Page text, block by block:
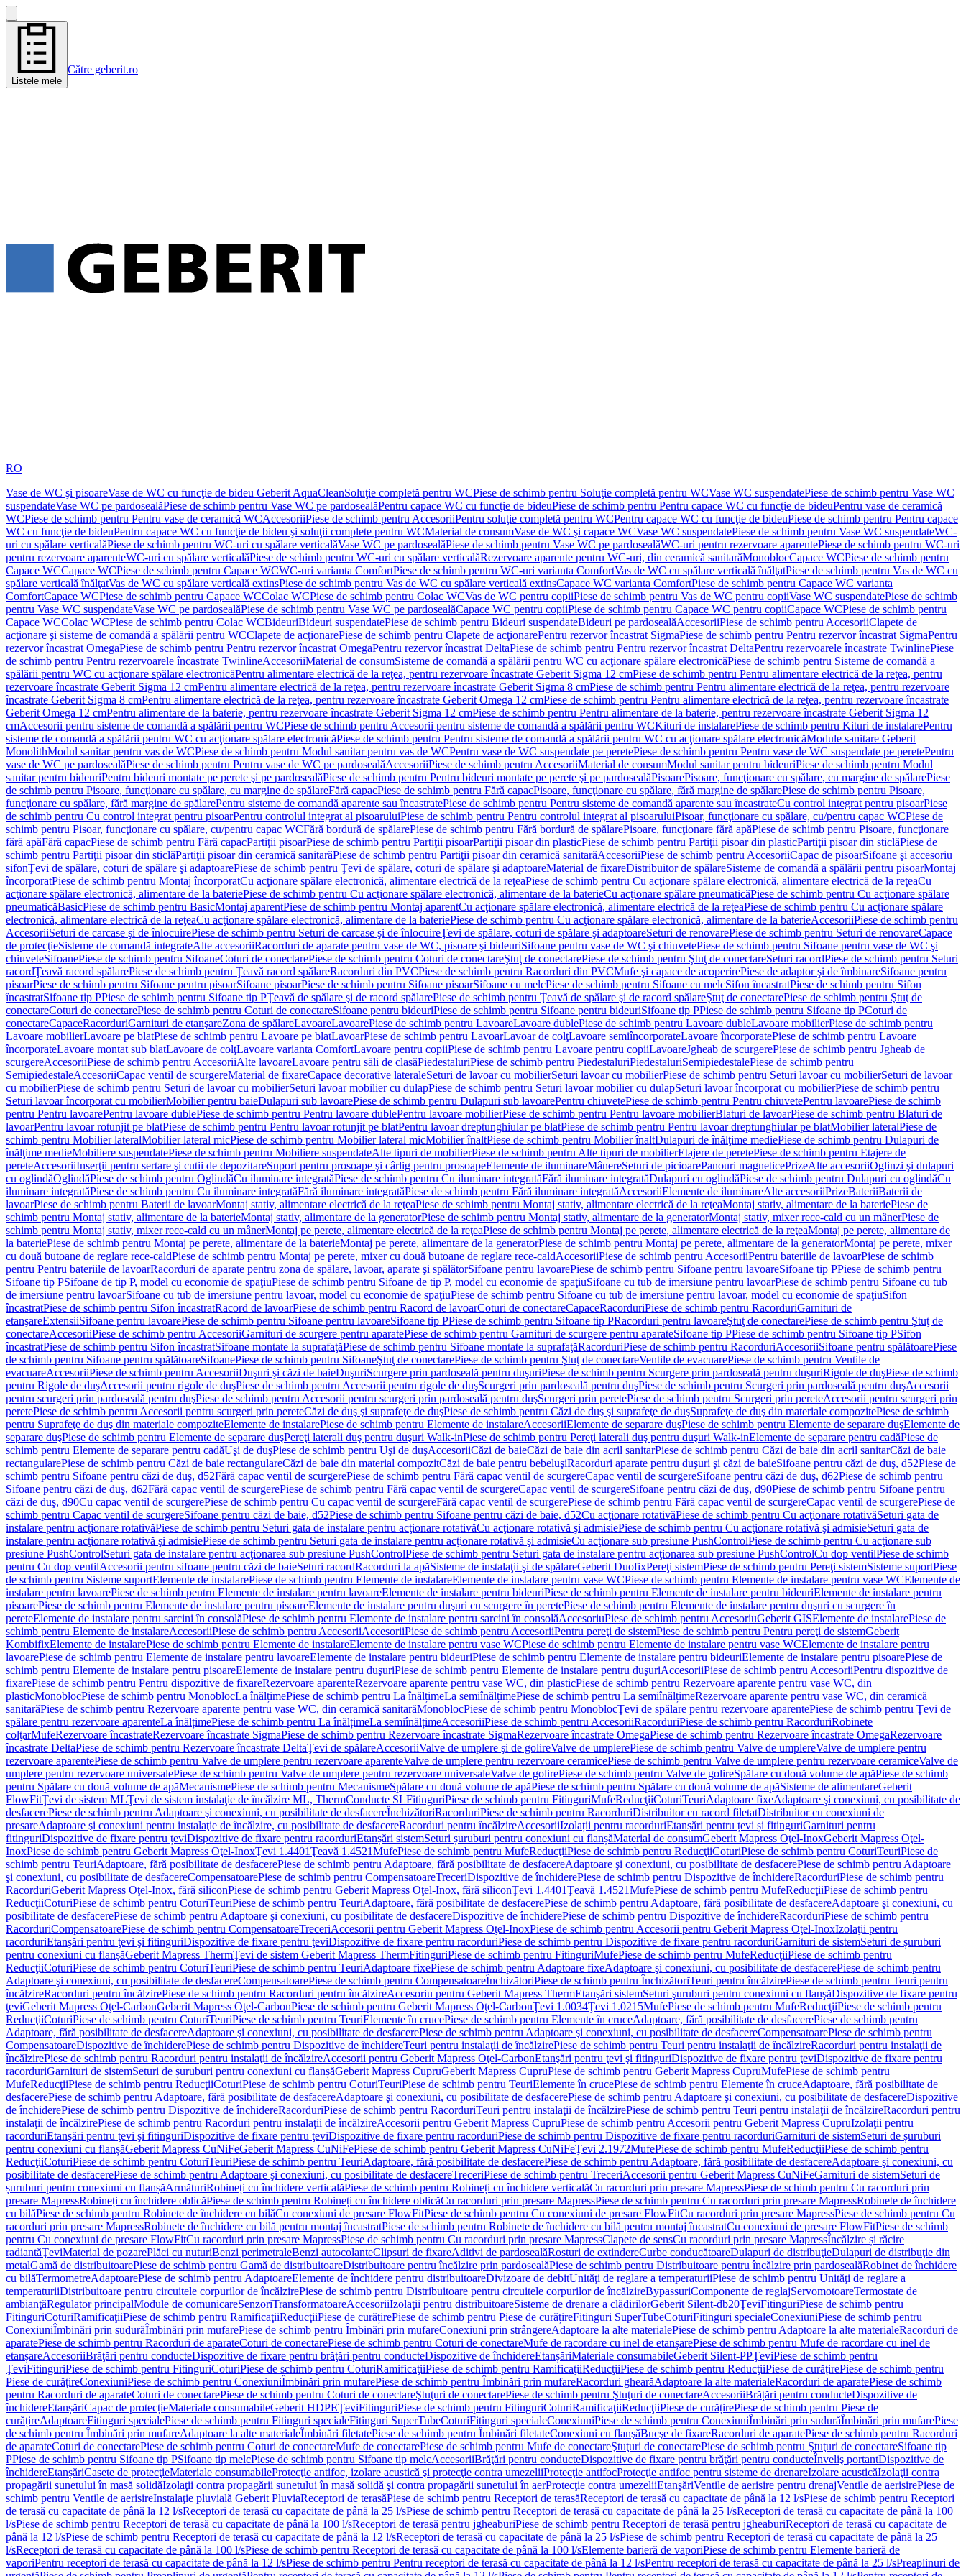
Listele mele
Către geberit.ro
RO
Vase de WC şi pisoareVase de WC cu funcţie de bideu Geberit AquaCleanSoluţie completă pentru WCPiese de schimb pentru Soluţie completă pentru WCVase WC suspendatePiese de schimb pentru Vase WC
suspendateVase WC pe pardosealăPiese de schimb pentru Vase WC pe pardosealăPentru capace WC cu funcţie de bideuPiese de schimb pentru Pentru capace WC cu funcţie de bideuPentru vase de ceramică
WCPiese de schimb pentru Pentru vase de ceramică WCAccesoriiPiese de schimb pentru AccesoriiPentru soluţie completă pentru WCPentru capace WC cu funcţie de bideuPiese de schimb pentru Pentru capace
WC cu funcţie de bideuPentru capace WC cu funcţie de bideu şi soluţii complete pentru WCMaterial de consumVase de WC şi capace WCVase WC suspendatePiese de schimb pentru Vase WC suspendateWC-
uri cu spălare verticalăPiese de schimb pentru WC-uri cu spălare verticalăVase WC pe pardosealăPiese de schimb pentru Vase WC pe pardosealăWC-uri pentru rezervoare aparentePiese de schimb pentru WC-uri
pentru rezervoare aparenteWC-uri cu spălare verticalăPiese de schimb pentru WC-uri cu spălare verticalăRezervoare aparente pentru WC-uri, din ceramică sanitarăMonoblocCapace WCPiese de schimb pentru
Capace WCCapace WCPiese de schimb pentru Capace WCWC-uri varianta ComfortPiese de schimb pentru WC-uri varianta ComfortVas de WC cu spălare verticală înălţatPiese de schimb pentru Vas de WC cu
spălare verticală înălţatVas de WC cu spălare verticală extinsPiese de schimb pentru Vas de WC cu spălare verticală extinsCapace WC varianta ComfortPiese de schimb pentru Capace WC varianta
ComfortCapace WCPiese de schimb pentru Capace WCColac WCPiese de schimb pentru Colac WCVas de WC pentru copiiPiese de schimb pentru Vas de WC pentru copiiVase WC suspendatePiese de schimb
pentru Vase WC suspendateVase WC pe pardosealăPiese de schimb pentru Vase WC pe pardosealăCapace WC pentru copiiPiese de schimb pentru Capace WC pentru copiiCapace WCPiese de schimb pentru
Capace WCColac WCPiese de schimb pentru Colac WCBideuriBideuri suspendatePiese de schimb pentru Bideuri suspendateBideuri pe pardosealăAccesoriiPiese de schimb pentru AccesoriiClapete de
acţionare şi sisteme de comandă a spălării pentru WCClapete de acţionarePiese de schimb pentru Clapete de acţionarePentru rezervor încastrat SigmaPiese de schimb pentru Pentru rezervor încastrat SigmaPentru
rezervor încastrat OmegaPiese de schimb pentru Pentru rezervor încastrat OmegaPentru rezervor încastrat DeltaPiese de schimb pentru Pentru rezervor încastrat DeltaPentru rezervoarele încastrate TwinlinePiese
de schimb pentru Pentru rezervoarele încastrate TwinlineAccesoriiMaterial de consumSisteme de comandă a spălării pentru WC cu acţionare spălare electronicăPiese de schimb pentru Sisteme de comandă a
spălării pentru WC cu acţionare spălare electronicăPentru alimentare electrică de la reţea, pentru rezervoare încastrate Geberit Sigma 12 cmPiese de schimb pentru Pentru alimentare electrică de la reţea, pentru
rezervoare încastrate Geberit Sigma 12 cmPentru alimentare electrică de la reţea, pentru rezervoare încastrate Geberit Sigma 8 cmPiese de schimb pentru Pentru alimentare electrică de la reţea, pentru rezervoare
încastrate Geberit Sigma 8 cmPentru alimentare electrică de la reţea, pentru rezervoare încastrate Geberit Omega 12 cmPiese de schimb pentru Pentru alimentare electrică de la reţea, pentru rezervoare încastrate
Geberit Omega 12 cmPentru alimentare de la baterie, pentru rezervoare încastrate Geberit Sigma 12 cmPiese de schimb pentru Pentru alimentare de la baterie, pentru rezervoare încastrate Geberit Sigma 12
cmAccesorii pentru sisteme de comandă a spălării pentru WCPiese de schimb pentru Accesorii pentru sisteme de comandă a spălării pentru WCKituri de instalarePiese de schimb pentru Kituri de instalarePentru
sisteme de comandă a spălării pentru WC cu acţionare spălare electronicăPiese de schimb pentru Pentru sisteme de comandă a spălării pentru WC cu acţionare spălare electronicăModule sanitare Geberit
MonolithModul sanitar pentru vas de WCPiese de schimb pentru Modul sanitar pentru vas de WCPentru vase de WC suspendate pe peretePiese de schimb pentru Pentru vase de WC suspendate pe peretePentru
vase de WC pe pardosealăPiese de schimb pentru Pentru vase de WC pe pardosealăAccesoriiPiese de schimb pentru AccesoriiMaterial de consumModul sanitar pentru bideuriPiese de schimb pentru Modul
sanitar pentru bideuriPentru bideuri montate pe perete şi pe pardosealăPiese de schimb pentru Pentru bideuri montate pe perete şi pe pardosealăPisoarePisoare, funcţionare cu spălare, cu margine de spălarePiese
de schimb pentru Pisoare, funcţionare cu spălare, cu margine de spălareFără capacPiese de schimb pentru Fără capacPisoare, funcţionare cu spălare, fără margine de spălarePiese de schimb pentru Pisoare,
funcţionare cu spălare, fără margine de spălarePentru sisteme de comandă aparente sau încastratePiese de schimb pentru Pentru sisteme de comandă aparente sau încastrateCu control integrat pentru pisoarPiese
de schimb pentru Cu control integrat pentru pisoarPentru controlul integrat al pisoaruluiPiese de schimb pentru Pentru controlul integrat al pisoaruluiPisoar, funcţionare cu spălare, cu/pentru capac WCPiese de
schimb pentru Pisoar, funcţionare cu spălare, cu/pentru capac WCFără bordură de spălarePiese de schimb pentru Fără bordură de spălarePisoare, funcţionare fără apăPiese de schimb pentru Pisoare, funcţionare
fără apăFără capacPiese de schimb pentru Fără capacPartiţii pisoarPiese de schimb pentru Partiţii pisoarPartiţii pisoar din plasticPiese de schimb pentru Partiţii pisoar din plasticPartiţii pisoar din sticlăPiese de
schimb pentru Partiţii pisoar din sticlăPartiţii pisoar din ceramică sanitarăPiese de schimb pentru Partiţii pisoar din ceramică sanitarăAccesoriiPiese de schimb pentru AccesoriiCapac de pisoarSifoane şi accesoriu
sifonŢevi de spălare, coturi de spălare şi adaptoarePiese de schimb pentru Ţevi de spălare, coturi de spălare şi adaptoareMaterial de fixareDistribuitor de spălareSisteme de comandă a spălării pentru pisoarMontaj
încorporatPiese de schimb pentru Montaj încorporatCu acţionare spălare electronică, alimentare electrică de la reţeaPiese de schimb pentru Cu acţionare spălare electronică, alimentare electrică de la reţeaCu
acţionare spălare electronică, alimentare de la bateriePiese de schimb pentru Cu acţionare spălare electronică, alimentare de la baterieCu acţionare spălare pneumaticăPiese de schimb pentru Cu acţionare spălare
pneumaticăBasicPiese de schimb pentru BasicMontaj aparentPiese de schimb pentru Montaj aparentCu acţionare spălare electronică, alimentare electrică de la reţeaPiese de schimb pentru Cu acţionare spălare
electronică, alimentare electrică de la reţeaCu acţionare spălare electronică, alimentare de la bateriePiese de schimb pentru Cu acţionare spălare electronică, alimentare de la baterieAccesoriiPiese de schimb pentru
AccesoriiSeturi de carcase şi de înlocuirePiese de schimb pentru Seturi de carcase şi de înlocuireŢevi de spălare, coturi de spălare şi adaptoareSeturi de renovarePiese de schimb pentru Seturi de renovareCapace
de protecţieSisteme de comandă integrateAlte accesoriiRacorduri de aparate pentru vase de WC, pisoare şi bideuriSifoane pentru vase de WC şi chiuvetePiese de schimb pentru Sifoane pentru vase de WC şi
chiuveteSifoanePiese de schimb pentru SifoaneCoturi de conectarePiese de schimb pentru Coturi de conectareŞtuţ de conectarePiese de schimb pentru Ştuţ de conectareSeturi racordPiese de schimb pentru Seturi
racordŢeavă racord spălarePiese de schimb pentru Ţeavă racord spălareRacorduri din PVCPiese de schimb pentru Racorduri din PVCMufe şi capace de acoperirePiese de adaptor şi de îmbinareSifoane pentru
pisoarPiese de schimb pentru Sifoane pentru pisoarSifoane pisoarPiese de schimb pentru Sifoane pisoarSifoane cu melcPiese de schimb pentru Sifoane cu melcSifon încastratPiese de schimb pentru Sifon
încastratSifoane tip PPiese de schimb pentru Sifoane tip PŢeavă de spălare şi de racord spălarePiese de schimb pentru Ţeavă de spălare şi de racord spălareŞtuţ de conectarePiese de schimb pentru Ştuţ de
conectareCoturi de conectarePiese de schimb pentru Coturi de conectareSifoane pentru bideuriPiese de schimb pentru Sifoane pentru bideuriSifoane tip PPiese de schimb pentru Sifoane tip PCoturi de
conectareCapaceRacorduriGarnituri de etanşareZona de spălareLavoareLavoarePiese de schimb pentru LavoareLavoare dublePiese de schimb pentru Lavoare dubleLavoare mobilierPiese de schimb pentru
Lavoare mobilierLavoare pe blatPiese de schimb pentru Lavoare pe blatLavoarPiese de schimb pentru LavoarLavoar de colţLavoare semiîncorporateLavoare încorporatePiese de schimb pentru Lavoare
încorporateLavoare montat sub blatLavoare de colţLavoare varianta ComfortLavoare pentru copiiPiese de schimb pentru Lavoare pentru copiiLavoareJgheab de scurgerePiese de schimb pentru Jgheab de
scurgereAccesoriiPiese de schimb pentru AccesoriiAlte lavoareLavoare pentru săli de clasăPiedestaluriPiese de schimb pentru PiedestaluriPiedestaluriSemipiedestalePiese de schimb pentru
SemipiedestaleAccesoriiCapac ventil de scurgereMaterial de fixareCapace decorative lateraleSeturi de lavoar cu mobilierSeturi lavoar cu mobilierPiese de schimb pentru Seturi lavoar cu mobilierSeturi de lavoar
cu mobilierPiese de schimb pentru Seturi de lavoar cu mobilierSeturi lavoar mobilier cu dulapPiese de schimb pentru Seturi lavoar mobilier cu dulapSeturi lavoar încorporat cu mobilierPiese de schimb pentru
Seturi lavoar încorporat cu mobilierMobilier pentru baieDulapuri sub lavoarePiese de schimb pentru Dulapuri sub lavoarePentru chiuvetePiese de schimb pentru Pentru chiuvetePentru lavoarePiese de schimb
pentru Pentru lavoarePentru lavoare dublePiese de schimb pentru Pentru lavoare dublePentru lavoare mobilierPiese de schimb pentru Pentru lavoare mobilierBlaturi de lavoarPiese de schimb pentru Blaturi de
lavoarPentru lavoar rotunjit pe blatPiese de schimb pentru Pentru lavoar rotunjit pe blatPentru lavoar dreptunghiular pe blatPiese de schimb pentru Pentru lavoar dreptunghiular pe blatMobilier lateralPiese de
schimb pentru Mobilier lateralMobilier lateral micPiese de schimb pentru Mobilier lateral micMobilier înaltPiese de schimb pentru Mobilier înaltDulapuri de înălţime mediePiese de schimb pentru Dulapuri de
înălţime medieMobiliere suspendatePiese de schimb pentru Mobiliere suspendateAlte tipuri de mobilierPiese de schimb pentru Alte tipuri de mobilierEtajere de peretePiese de schimb pentru Etajere de
pereteAccesoriiInserţii pentru sertare şi cutii de depozitareSuport pentru prosoape şi cârlig pentru prosoapeElemente de iluminareMânereSeturi de picioarePanouri magneticePrizeAlte accesoriiOglinzi şi dulapuri
cu oglindăOglindăPiese de schimb pentru OglindăCu iluminare integratăPiese de schimb pentru Cu iluminare integratăFără iluminare integratăDulapuri cu oglindăPiese de schimb pentru Dulapuri cu oglindăCu
iluminare integratăPiese de schimb pentru Cu iluminare integratăFără iluminare integratăPiese de schimb pentru Fără iluminare integratăAccesoriiElemente de iluminareAlte accesoriiPrizeBateriiBaterii de
lavoarPiese de schimb pentru Baterii de lavoarMontaj stativ, alimentare electrică de la reţeaPiese de schimb pentru Montaj stativ, alimentare electrică de la reţeaMontaj stativ, alimentare de la bateriePiese de
schimb pentru Montaj stativ, alimentare de la baterieMontaj stativ, alimentare de la generatorPiese de schimb pentru Montaj stativ, alimentare de la generatorMontaj stativ, mixer rece-cald cu un mânerPiese de
schimb pentru Montaj stativ, mixer rece-cald cu un mânerMontaj pe perete, alimentare electrică de la reţeaPiese de schimb pentru Montaj pe perete, alimentare electrică de la reţeaMontaj pe perete, alimentare de
la bateriePiese de schimb pentru Montaj pe perete, alimentare de la baterieMontaj pe perete, alimentare de la generatorPiese de schimb pentru Montaj pe perete, alimentare de la generatorMontaj pe perete, mixer
cu două butoane de reglare rece-caldPiese de schimb pentru Montaj pe perete, mixer cu două butoane de reglare rece-caldAccesoriiPiese de schimb pentru AccesoriiPentru bateriile de lavoarPiese de schimb
pentru Pentru bateriile de lavoarRacorduri de aparate pentru zona de spălare, lavoar, aparate şi spălătorSifoane pentru lavoarePiese de schimb pentru Sifoane pentru lavoareSifoane tip PPiese de schimb pentru
Sifoane tip PSifoane de tip P, model cu economie de spaţiuPiese de schimb pentru Sifoane de tip P, model cu economie de spaţiuSifoane cu tub de imersiune pentru lavoarPiese de schimb pentru Sifoane cu tub
de imersiune pentru lavoarSifoane cu tub de imersiune pentru lavoar, model cu economie de spaţiuPiese de schimb pentru Sifoane cu tub de imersiune pentru lavoar, model cu economie de spaţiuSifon
încastratPiese de schimb pentru Sifon încastratRacord de lavoarPiese de schimb pentru Racord de lavoarCoturi de conectareCapaceRacorduriPiese de schimb pentru RacorduriGarnituri de
etanşareExtensiiSifoane pentru lavoarePiese de schimb pentru Sifoane pentru lavoareSifoane tip PPiese de schimb pentru Sifoane tip PRacorduri pentru lavoareŞtuţ de conectarePiese de schimb pentru Ştuţ de
conectareAccesoriiPiese de schimb pentru AccesoriiGarnituri de scurgere pentru aparatePiese de schimb pentru Garnituri de scurgere pentru aparateSifoane tip PPiese de schimb pentru Sifoane tip PSifon
încastratPiese de schimb pentru Sifon încastratSifoane montate la suprafaţăPiese de schimb pentru Sifoane montate la suprafaţăRacorduriPiese de schimb pentru RacorduriAccesoriiSifoane pentru spălătoarePiese
de schimb pentru Sifoane pentru spălătoareSifoanePiese de schimb pentru SifoaneŞtuţ de conectarePiese de schimb pentru Ştuţ de conectareVentile de evacuarePiese de schimb pentru Ventile de
evacuareAccesoriiPiese de schimb pentru AccesoriiDuşuri şi căzi de baieDuşuriScurgere prin pardoseală pentru duşuriPiese de schimb pentru Scurgere prin pardoseală pentru duşuriRigole de duşPiese de schimb
pentru Rigole de duşAccesorii pentru rigole de duşPiese de schimb pentru Accesorii pentru rigole de duşScurgeri prin pardoseală pentru duşPiese de schimb pentru Scurgeri prin pardoseală pentru duşAccesorii
pentru scurgeri prin pardoseală pentru duşPiese de schimb pentru Accesorii pentru scurgeri prin pardoseală pentru duşScurgeri prin peretePiese de schimb pentru Scurgeri prin pereteAccesorii pentru scurgeri prin
peretePiese de schimb pentru Accesorii pentru scurgeri prin pereteCăzi de duş şi suprafeţe de duşPiese de schimb pentru Căzi de duş şi suprafeţe de duşSuprafeţe de duş din materiale compozitePiese de schimb
pentru Suprafeţe de duş din materiale compoziteElemente de instalarePiese de schimb pentru Elemente de instalareAccesoriiElemente de separare duşPiese de schimb pentru Elemente de separare duşElemente de
separare duşPiese de schimb pentru Elemente de separare duşPereţi laterali duş pentru duşuri Walk-inPiese de schimb pentru Pereţi laterali duş pentru duşuri Walk-inElemente de separare pentru cadăPiese de
schimb pentru Elemente de separare pentru cadăUşi de duşPiese de schimb pentru Uşi de duşAccesoriiCăzi de baieCăzi de baie din acril sanitarPiese de schimb pentru Căzi de baie din acril sanitarCăzi de baie
rectangularePiese de schimb pentru Căzi de baie rectangulareCăzi de baie din material compozitCăzi de baie pentru bebeluşiRacorduri aparate pentru duşuri şi căzi de baieSifoane pentru căzi de duş, d52Piese de
schimb pentru Sifoane pentru căzi de duş, d52Fără capac ventil de scurgerePiese de schimb pentru Fără capac ventil de scurgereCapac ventil de scurgereSifoane pentru căzi de duş, d62Piese de schimb pentru
Sifoane pentru căzi de duş, d62Fără capac ventil de scurgerePiese de schimb pentru Fără capac ventil de scurgereCapac ventil de scurgereSifoane pentru căzi de duş, d90Piese de schimb pentru Sifoane pentru
căzi de duş, d90Cu capac ventil de scurgerePiese de schimb pentru Cu capac ventil de scurgereFără capac ventil de scurgerePiese de schimb pentru Fără capac ventil de scurgereCapac ventil de scurgerePiese de
schimb pentru Capac ventil de scurgereSifoane pentru căzi de baie, d52Piese de schimb pentru Sifoane pentru căzi de baie, d52Cu acţionare rotativăPiese de schimb pentru Cu acţionare rotativăSeturi gata de
instalare pentru acţionare rotativăPiese de schimb pentru Seturi gata de instalare pentru acţionare rotativăCu acţionare rotativă şi admisiePiese de schimb pentru Cu acţionare rotativă şi admisieSeturi gata de
instalare pentru acţionare rotativă şi admisiePiese de schimb pentru Seturi gata de instalare pentru acţionare rotativă şi admisieCu acţionare sub presiune PushControlPiese de schimb pentru Cu acţionare sub
presiune PushControlSeturi gata de instalare pentru acţionarea sub presiune PushControlPiese de schimb pentru Seturi gata de instalare pentru acţionarea sub presiune PushControlCu dop ventilPiese de schimb
pentru Cu dop ventilAccesorii pentru sifoane pentru căzi de baieSeturi racordRacorduri la apăSisteme de instalaţii şi de spălareGeberit DuofixPereţi sistemPiese de schimb pentru Pereţi sistemSisteme suportPiese
de schimb pentru Sisteme suportElemente de instalarePiese de schimb pentru Elemente de instalareElemente de instalare pentru vase WCPiese de schimb pentru Elemente de instalare pentru vase WCElemente de
instalare pentru lavoarePiese de schimb pentru Elemente de instalare pentru lavoareElemente de instalare pentru bideuriPiese de schimb pentru Elemente de instalare pentru bideuriElemente de instalare pentru
pisoarePiese de schimb pentru Elemente de instalare pentru pisoareElemente de instalare pentru duşuri cu scurgere în peretePiese de schimb pentru Elemente de instalare pentru duşuri cu scurgere în
pereteElemente de instalare pentru sarcini în consolăPiese de schimb pentru Elemente de instalare pentru sarcini în consolăAccesoriuPiese de schimb pentru AccesoriuGeberit GISElemente de instalarePiese de
schimb pentru Elemente de instalareAccesoriiPiese de schimb pentru AccesoriiAccesoriiPiese de schimb pentru AccesoriiPentru pereţi de sistemPiese de schimb pentru Pentru pereţi de sistemGeberit
KombifixElemente de instalarePiese de schimb pentru Elemente de instalareElemente de instalare pentru vase WCPiese de schimb pentru Elemente de instalare pentru vase WCElemente de instalare pentru
lavoarePiese de schimb pentru Elemente de instalare pentru lavoareElemente de instalare pentru bideuriPiese de schimb pentru Elemente de instalare pentru bideuriElemente de instalare pentru pisoarePiese de
schimb pentru Elemente de instalare pentru pisoareElemente de instalare pentru duşuriPiese de schimb pentru Elemente de instalare pentru duşuriAccesoriiPiese de schimb pentru AccesoriiPentru dispozitive de
fixarePiese de schimb pentru Pentru dispozitive de fixareRezervoare aparenteRezervoare aparente pentru vase WC, din plasticPiese de schimb pentru Rezervoare aparente pentru vase WC, din
plasticMonoblocPiese de schimb pentru MonoblocLa înălțimePiese de schimb pentru La înălțimeLa semiînălțimePiese de schimb pentru La semiînălțimeRezervoare aparente pentru vase WC, din ceramică
sanitarăPiese de schimb pentru Rezervoare aparente pentru vase WC, din ceramică sanitarăMonoblocPiese de schimb pentru MonoblocŢevi de spălare pentru rezervoare aparentePiese de schimb pentru Ţevi de
spălare pentru rezervoare aparenteLa înălțimePiese de schimb pentru La înălțimeLa semiînălțimeAccesoriiPiese de schimb pentru AccesoriiRacorduriPiese de schimb pentru RacorduriRobinete
colţarMufeRezervoare încastrateRezervoare încastrate SigmaPiese de schimb pentru Rezervoare încastrate SigmaRezervoare încastrate OmegaPiese de schimb pentru Rezervoare încastrate OmegaRezervoare
încastrate DeltaPiese de schimb pentru Rezervoare încastrate DeltaŢevi de spălareAccesoriiValve de umplere şi de golireValve de umplerePiese de schimb pentru Valve de umplereValve de umplere pentru
rezervoare aparentePiese de schimb pentru Valve de umplere pentru rezervoare aparenteValve de umplere pentru rezervoare ceramicePiese de schimb pentru Valve de umplere pentru rezervoare ceramiceValve de
umplere pentru rezervoare universalePiese de schimb pentru Valve de umplere pentru rezervoare universaleValve de golirePiese de schimb pentru Valve de golireSpălare cu două volume de apăPiese de schimb
pentru Spălare cu două volume de apăMecanismePiese de schimb pentru MecanismeSpălare cu două volume de apăPiese de schimb pentru Spălare cu două volume de apăSisteme de alimentareGeberit
FlowFitŢevi de sistem MLŢevi de sistem instalaţie de încălzire ML, ThermConducte SLFitinguriPiese de schimb pentru FitinguriMufeReducţiiCoturiTeuriAdaptoare fixeAdaptoare şi conexiuni, cu posibilitate de
desfacerePiese de schimb pentru Adaptoare şi conexiuni, cu posibilitate de desfacereÎnchizătoriRacorduriPiese de schimb pentru RacorduriDistribuitor cu racord filetatDistribuitor cu conexiuni de
presareAdaptoare şi conexiuni pentru instalaţie de încălzire, cu posibilitate de desfacereRacorduri pentru încălzireAccesoriiIzolații pentru racorduriEtanșări pentru țevi și fitinguriGarnituri pentru
fitinguriDispozitive de fixare pentru țeviDispozitive de fixare pentru racorduriEtanșări sistemSeturi șuruburi pentru conexiuni cu flanșăMaterial de consumGeberit Mapress Oţel-InoxGeberit Mapress Oţel-
InoxPiese de schimb pentru Geberit Mapress Oţel-InoxŢevi 1.4401Ţeavă 1.4521MufePiese de schimb pentru MufeReducţiiPiese de schimb pentru ReducţiiCoturiPiese de schimb pentru CoturiTeuriPiese de
schimb pentru TeuriAdaptoare, fără posibilitate de desfacerePiese de schimb pentru Adaptoare, fără posibilitate de desfacereAdaptoare şi conexiuni, cu posibilitate de desfacerePiese de schimb pentru Adaptoare
şi conexiuni, cu posibilitate de desfacereCompensatoarePiese de schimb pentru CompensatoareTreceriDispozitive de închiderePiese de schimb pentru Dispozitive de închidereRacorduriPiese de schimb pentru
RacorduriGeberit Mapress Oţel-Inox, fără siliconPiese de schimb pentru Geberit Mapress Oţel-Inox, fără siliconŢevi 1.4401Ţeavă 1.4521MufePiese de schimb pentru MufeReducţiiPiese de schimb pentru
ReducţiiCoturiPiese de schimb pentru CoturiTeuriPiese de schimb pentru TeuriAdaptoare, fără posibilitate de desfacerePiese de schimb pentru Adaptoare, fără posibilitate de desfacereAdaptoare şi conexiuni, cu
posibilitate de desfacerePiese de schimb pentru Adaptoare şi conexiuni, cu posibilitate de desfacereDispozitive de închiderePiese de schimb pentru Dispozitive de închidereRacorduriPiese de schimb pentru
RacorduriCompensatoarePiese de schimb pentru CompensatoareTreceriAccesorii pentru Geberit Mapress Oţel-InoxPiese de schimb pentru Accesorii pentru Geberit Mapress Oţel-InoxIzolaţii pentru
racorduriEtanşări pentru ţevi şi fitinguriDispozitive de fixare pentru ţeviDispozitive de fixare pentru racorduriPiese de schimb pentru Dispozitive de fixare pentru racorduriGarnituri de sistemSeturi de șuruburi
pentru conexiuni cu flanșăGeberit Mapress ThermŢevi de sistem Geberit Mapress ThermFitinguriPiese de schimb pentru FitinguriMufePiese de schimb pentru MufeReducţiiPiese de schimb pentru
ReducţiiCoturiPiese de schimb pentru CoturiTeuriPiese de schimb pentru TeuriAdaptoare fixePiese de schimb pentru Adaptoare fixeAdaptoare şi conexiuni, cu posibilitate de desfacerePiese de schimb pentru
Adaptoare şi conexiuni, cu posibilitate de desfacereCompensatoarePiese de schimb pentru CompensatoareÎnchizătoriPiese de schimb pentru ÎnchizătoriTeuri pentru încălzirePiese de schimb pentru Teuri pentru
încălzireRacorduri pentru încălzirePiese de schimb pentru Racorduri pentru încălzireAccesoriu pentru Geberit Mapress ThermEtanşări sistemSeturi şuruburi pentru conexiuni cu flanşăDispozitive de fixare pentru
ţeviGeberit Mapress Oţel-CarbonGeberit Mapress Oţel-CarbonPiese de schimb pentru Geberit Mapress Oţel-CarbonŢevi 1.0034Ţevi 1.0215MufePiese de schimb pentru MufeReducţiiPiese de schimb pentru
ReducţiiCoturiPiese de schimb pentru CoturiTeuriPiese de schimb pentru TeuriElemente în crucePiese de schimb pentru Elemente în cruceAdaptoare, fără posibilitate de desfacerePiese de schimb pentru
Adaptoare, fără posibilitate de desfacereAdaptoare şi conexiuni, cu posibilitate de desfacerePiese de schimb pentru Adaptoare şi conexiuni, cu posibilitate de desfacereCompensatoarePiese de schimb pentru
CompensatoareDispozitive de închiderePiese de schimb pentru Dispozitive de închidereTeuri pentru instalaţii de încălzirePiese de schimb pentru Teuri pentru instalaţii de încălzireRacorduri pentru instalaţii de
încălzirePiese de schimb pentru Racorduri pentru instalaţii de încălzireAccesorii pentru Geberit Mapress Oţel-CarbonEtanşări pentru ţevi şi fitinguriDispozitive de fixare pentru ţeviDispozitive de fixare pentru
racorduriGarnituri de sistemSeturi de șuruburi pentru conexiuni cu flanșăGeberit Mapress CupruGeberit Mapress CupruPiese de schimb pentru Geberit Mapress CupruMufePiese de schimb pentru
MufeReducţiiPiese de schimb pentru ReducţiiCoturiPiese de schimb pentru CoturiTeuriPiese de schimb pentru TeuriElemente în crucePiese de schimb pentru Elemente în cruceAdaptoare, fără posibilitate de
desfacerePiese de schimb pentru Adaptoare, fără posibilitate de desfacereAdaptoare şi conexiuni, cu posibilitate de desfacerePiese de schimb pentru Adaptoare şi conexiuni, cu posibilitate de desfacereDispozitive
de închiderePiese de schimb pentru Dispozitive de închidereRacorduriPiese de schimb pentru RacorduriTeuri pentru instalaţii de încălzirePiese de schimb pentru Teuri pentru instalaţii de încălzireRacorduri pentru
instalaţii de încălzirePiese de schimb pentru Racorduri pentru instalaţii de încălzireAccesorii pentru Geberit Mapress CupruPiese de schimb pentru Accesorii pentru Geberit Mapress CupruIzolaţii pentru
racorduriEtanşări pentru ţevi şi fitinguriDispozitive de fixare pentru ţeviDispozitive de fixare pentru racorduriPiese de schimb pentru Dispozitive de fixare pentru racorduriGarnituri de sistemSeturi de șuruburi
pentru conexiuni cu flanșăGeberit Mapress CuNiFeGeberit Mapress CuNiFePiese de schimb pentru Geberit Mapress CuNiFeŢevi 2.1972MufePiese de schimb pentru MufeReducţiiPiese de schimb pentru
ReducţiiCoturiPiese de schimb pentru CoturiTeuriPiese de schimb pentru TeuriAdaptoare, fără posibilitate de desfacerePiese de schimb pentru Adaptoare, fără posibilitate de desfacereAdaptoare şi conexiuni, cu
posibilitate de desfacerePiese de schimb pentru Adaptoare şi conexiuni, cu posibilitate de desfacereTreceriPiese de schimb pentru TreceriAccesorii pentru Geberit Mapress CuNiFeGarnituri de sistemSeturi de
șuruburi pentru conexiuni cu flanșăArmăturiRobineți cu închidere verticalăPiese de schimb pentru Robineți cu închidere verticalăCu racorduri prin presare MapressPiese de schimb pentru Cu racorduri prin
presare MapressRobineți cu închidere oblicăPiese de schimb pentru Robineți cu închidere oblicăCu racorduri prin presare MapressPiese de schimb pentru Cu racorduri prin presare MapressRobinete de închidere
cu bilăPiese de schimb pentru Robinete de închidere cu bilăCu conexiuni de presare FlowFitPiese de schimb pentru Cu conexiuni de presare FlowFitCu racorduri prin presare MapressPiese de schimb pentru Cu
racorduri prin presare MapressRobinete de închidere cu bilă pentru montaj încastratPiese de schimb pentru Robinete de închidere cu bilă pentru montaj încastratCu conexiuni de presare FlowFitPiese de schimb
pentru Cu conexiuni de presare FlowFitCu racorduri prin presare MapressPiese de schimb pentru Cu racorduri prin presare MapressClapete de sensCu racorduri prin presare MapressÎncălzire și răcire
radiantăŢeviMaterial de pozarePlăci cu nuturiBenzi perimetraleBenzi autocolanteClipsuri de fixareAditivi de pardosealăRosturi de extindereCurbe conducătoareDulapuri de distribuţieDulapuri de distribuţie din
metalGamă de distribuitoarePiese de schimb pentru Gamă de distribuitoareDistribuitoare pentru încălzire prin pardosealăPiese de schimb pentru Distribuitoare pentru încălzire prin pardosealăRobinet de închidere
cu bilăTermometreAdaptoarePiese de schimb pentru AdaptoareElemente de închidere pentru distribuitoareDivizoare de debitUnităţi de reglare a temperaturiiPiese de schimb pentru Unităţi de reglare a
temperaturiiDistribuitoare pentru circuitele corpurilor de încălzirePiese de schimb pentru Distribuitoare pentru circuitele corpurilor de încălzireBypassuriComponente de reglajServomotoareTermostate de
ambianţăRegulator principalModule de comunicareSenzoriTransformatoareAccesoriiIzolaţii pentru distribuitoareSisteme de drenare a clădirilorGeberit Silent-db20ŢeviFitinguriPiese de schimb pentru
FitinguriCoturiRamificaţiiPiese de schimb pentru RamificaţiiReducţiiPiese de curățirePiese de schimb pentru Piese de curățireFitinguri SuperTubeCoturiFitinguri specialeConexiuniPiese de schimb pentru
ConexiuniÎmbinări prin sudurăÎmbinări prin mufarePiese de schimb pentru Îmbinări prin mufareConexiuni prin strângereAdaptoare la alte materialePiese de schimb pentru Adaptoare la alte materialeRacorduri de
aparatePiese de schimb pentru Racorduri de aparateCoturi de conectarePiese de schimb pentru Coturi de conectareMufe de racordare cu inel de etanșarePiese de schimb pentru Mufe de racordare cu inel de
etanșareAccesoriiBrăţări pentru conducteDispozitive de fixare pentru brăţări pentru conducteDispozitive de închidereEtanșăriMateriale consumabileGeberit Silent-PPŢeviPiese de schimb pentru
ŢeviFitinguriPiese de schimb pentru FitinguriCoturiPiese de schimb pentru CoturiRamificaţiiPiese de schimb pentru RamificaţiiReducţiiPiese de schimb pentru ReducţiiPiese de curățirePiese de schimb pentru
Piese de curățireConexiuniPiese de schimb pentru ConexiuniÎmbinări prin mufarePiese de schimb pentru Îmbinări prin mufareRacorduri ghearăAdaptoare la alte materialeRacorduri de aparatePiese de schimb
pentru Racorduri de aparateCoturi de conectarePiese de schimb pentru Coturi de conectareŞtuţuri de conectarePiese de schimb pentru Ştuţuri de conectareAccesoriiBrățări pentru conducteDispozitive de
închidereEtanșăriCapac de protecțieMateriale consumabileGeberit HDPEŢeviFitinguriPiese de schimb pentru FitinguriCoturiRamificaţiiReducţiiPiese de curățirePiese de schimb pentru Piese de
curățireAdaptoareFitinguri specialePiese de schimb pentru Fitinguri specialeFitinguri SuperTubeCoturiFitinguri specialeConexiuniPiese de schimb pentru ConexiuniÎmbinări prin sudurăÎmbinări prin mufarePiese
de schimb pentru Îmbinări prin mufareAdaptoare la alte materialeÎmbinări filetatePiese de schimb pentru Îmbinări filetateConexiuni cu flanşăBucşe de fixareRacorduri de aparatePiese de schimb pentru Racorduri
de aparateCoturi de conectarePiese de schimb pentru Coturi de conectareMufe de conectarePiese de schimb pentru Mufe de conectareŞtuţuri de conectarePiese de schimb pentru Ştuţuri de conectareSifoane tip
PPiese de schimb pentru Sifoane tip PSifoane tip melcPiese de schimb pentru Sifoane tip melcAccesoriiBrăţări pentru conducteDispozitive de fixare pentru brăţări pentru conducteÎnveliş portantDispozitive de
închidereEtanșăriCasete de protecţieMateriale consumabileProtecţie antifoc, izolare acustică şi protecţie contra umezeliiProtecţie antifocProtecţie antifoc pentru sisteme de drenareIzolare acusticăIzolaţii contra
propagării sunetului în masă solidăIzolaţii contra propagării sunetului în masă solidă şi contra propagării sunetului în aerProtecţie contra umezeliiEtanşăriVentile de aerisire pentru drenajVentile de aerisirePiese de
schimb pentru Ventile de aerisireInstalaţie pluvială Geberit PluviaReceptori de terasăPiese de schimb pentru Receptori de terasăReceptori de terasă cu capacitate de până la 12 l/sPiese de schimb pentru Receptori
de terasă cu capacitate de până la 12 l/sReceptori de terasă cu capacitate de până la 25 l/sPiese de schimb pentru Receptori de terasă cu capacitate de până la 25 l/sReceptori de terasă cu capacitate de până la 100
l/sPiese de schimb pentru Receptori de terasă cu capacitate de până la 100 l/sReceptori de terasă pentru jgheaburiPiese de schimb pentru Receptori de terasă pentru jgheaburiReceptori de terasă cu capacitate de
până la 12 l/sPiese de schimb pentru Receptori de terasă cu capacitate de până la 12 l/sReceptori de terasă cu capacitate de până la 25 l/sPiese de schimb pentru Receptori de terasă cu capacitate de până la 25
l/sReceptori de terasă cu capacitate de până la 100 l/sPiese de schimb pentru Receptori de terasă cu capacitate de până la 100 l/sElemente barieră de vaporiPiese de schimb pentru Elemente barieră de
vaporiPentru receptori de terasă cu capacitate de până la 12 l/sPiese de schimb pentru Pentru receptori de terasă cu capacitate de până la 12 l/sPentru receptori de terasă cu capacitate de până la 25 l/sPreaplinuri de